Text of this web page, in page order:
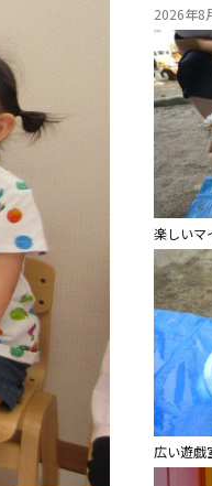
2026年8
楽しいマ
広い遊戯